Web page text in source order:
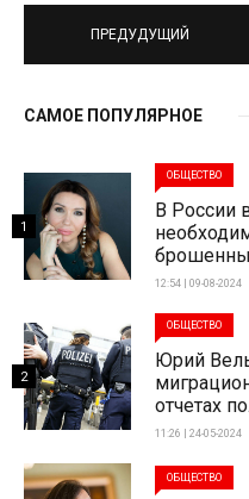
ПРЕДУДУЩИЙ
САМОЕ ПОПУЛЯРНОЕ
ОБЩЕСТВО
В России
12:54 | 09-08-2024
1
ОБЩЕСТВО
Юрий
отчетах
11:26 | 24-05-2024
2
ОБЩЕСТВО